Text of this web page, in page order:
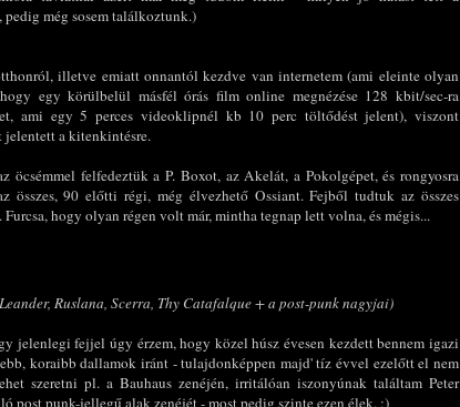
pedig még sosem találkoztunk.)
illetve emiatt onnantól kezdve van internetem (ami eleinte olyan
egy körülbelül másfél órás film online megnézése 128 kbit/sec-ra
ami egy 5 perces videoklipnél kb 10 perc töltődést jelent), viszont
jelentett a kitenkintésre.
öcsémmel felfedeztük a P. Boxot, az Akelát, a Pokolgépet, és rongyosra
összes, 90 előtti régi, még élvezhető Ossiant. Fejből tudtuk az összes
hogy olyan régen volt már, mintha tegnap lett volna, és mégis...
Ruslana, Scerra, Thy Catafalque + a post-punk nagyjai)
jelenlegi fejjel úgy érzem, hogy közel húsz évesen kezdett bennem igazi
koraibb dallamok iránt - tulajdonképpen majd' tíz évvel ezelőtt el nem
szeretni pl. a Bauhaus zenéjén, irritálóan iszonyúnak találtam Peter
post punk-jellegű alak zenéjét - most pedig szinte ezen élek. :)